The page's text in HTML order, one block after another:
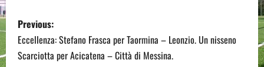
P
o
Previous:
Eccellenza: Stefano Frasca per Taormina – Leonzio. Un nisseno
Scarciotta per Acicatena – Città di Messina.